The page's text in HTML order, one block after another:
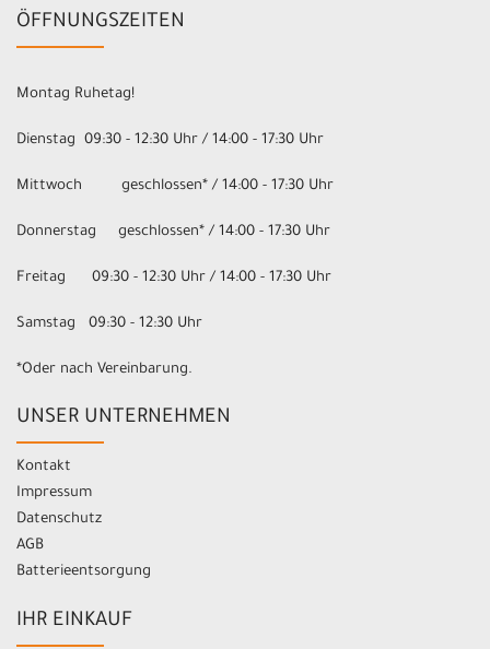
ÖFFNUNGSZEITEN
Montag Ruhetag!
Dienstag 09:30 - 12:30 Uhr / 14:00 - 17:30 Uhr
Mittwoch geschlossen* / 14:00 - 17:30 Uhr
Donnerstag geschlossen* / 14:00 - 17:30 Uhr
Freitag 09:30 - 12:30 Uhr / 14:00 - 17:30 Uhr
Samstag 09:30 - 12:30 Uhr
*Oder nach Vereinbarung.
UNSER UNTERNEHMEN
Kontakt
Impressum
Datenschutz
AGB
Batterieentsorgung
IHR EINKAUF